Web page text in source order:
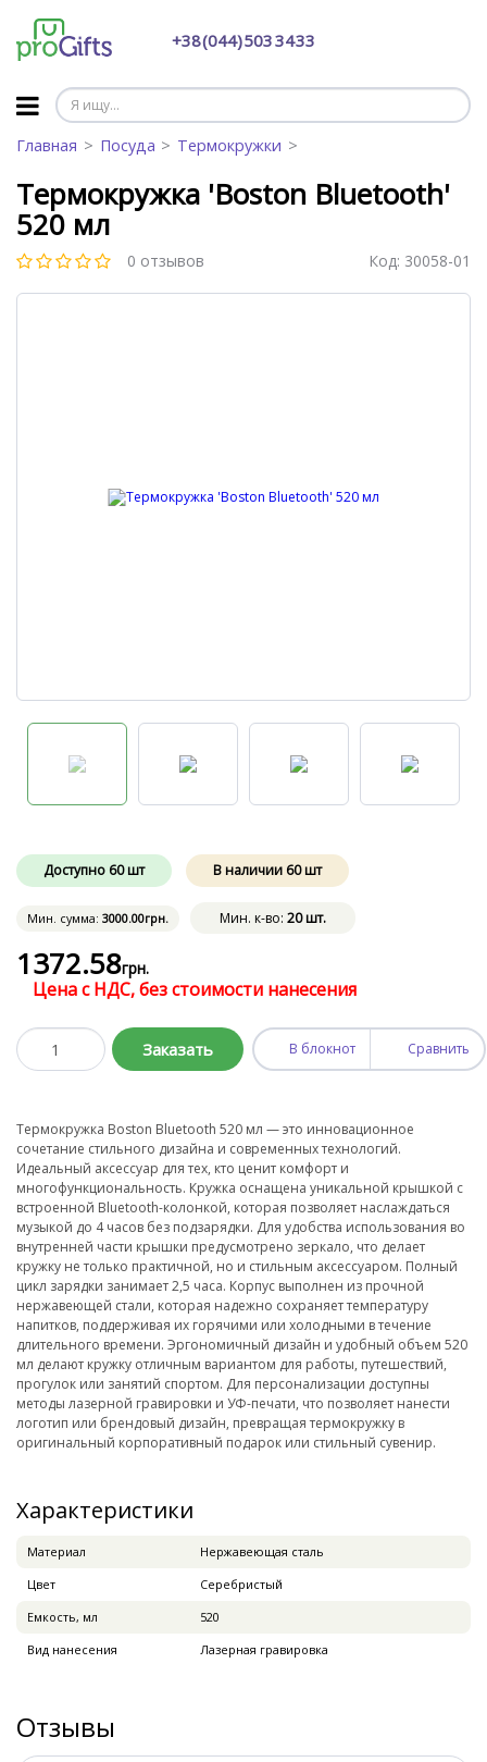
+38 (044) 503 34 33
Главная Посуда Термокружки
Термокружка 'Boston Bluetooth'
520 мл
0 отзывов Код: 30058-01
Доступно 60 шт В наличии 60шт
Мин. сумма: 3000.00грн. Мин. к-во: 20 шт.
1372.58грн.
Цена с НДС, без стоимости нанесения
Заказать В блокнот Сравнить
Термокружка Boston Bluetooth 520 мл — это инновационное
сочетание стильного дизайна и современных технологий.
Идеальный аксессуар для тех, кто ценит комфорт и
многофункциональность. Кружка оснащена уникальной крышкой с
встроенной Bluetooth-колонкой, которая позволяет наслаждаться
музыкой до 4 часов без подзарядки. Для удобства использования во
внутренней части крышки предусмотрено зеркало, что делает
кружку не только практичной, но и стильным аксессуаром. Полный
цикл зарядки занимает 2,5 часа. Корпус выполнен из прочной
нержавеющей стали, которая надежно сохраняет температуру
напитков, поддерживая их горячими или холодными в течение
длительного времени. Эргономичный дизайн и удобный объем 520
мл делают кружку отличным вариантом для работы, путешествий,
прогулок или занятий спортом. Для персонализации доступны
методы лазерной гравировки и УФ-печати, что позволяет нанести
логотип или брендовый дизайн, превращая термокружку в
оригинальный корпоративный подарок или стильный сувенир.
Характеристики
Материал
Нержавеющая сталь
Цвет
Серебристый
Емкость, мл
520
Вид нанесения
Лазерная гравировка
Отзывы